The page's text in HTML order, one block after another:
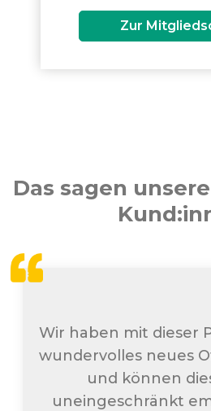
Zur
Das sagen
Wir haben mit dieser
wundervolles neues
und können
uneingeschränkt